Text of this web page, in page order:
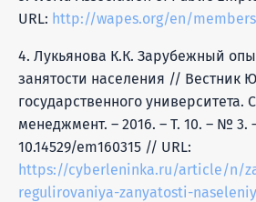
URL: http://wapes.org/en/
4. Лукьянова К.К. Зарубежный
занятости населения // Вестник
государственного университета.
менеджмент. – 2016. – Т. 10. – № 3.
10.14529/em160315 // URL:
https://cyberleninka.ru/article/n/
regulirovaniya-zanyatosti-